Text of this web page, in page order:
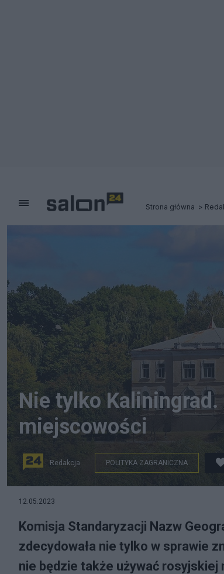
Strona główna
Nie tylko
miejscowości
Redakcja POLITYKA ZAGRANICZNA
12.05.2023
Komisja Standaryzacji Nazw
zdecydowała nie tylko w sprawie
nie będzie także używać rosyjskiej